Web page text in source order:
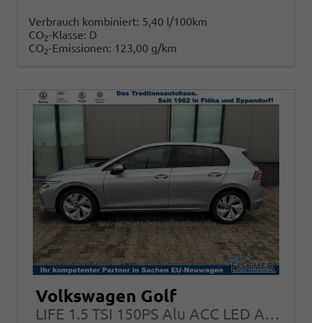
Verbrauch kombiniert: 5,40 l/100km
CO2-Klasse: D
CO2-Emissionen: 123,00 g/km
Volkswagen Golf
LIFE 1.5 TSI 150PS Alu ACC LED App-Connect Climatronic